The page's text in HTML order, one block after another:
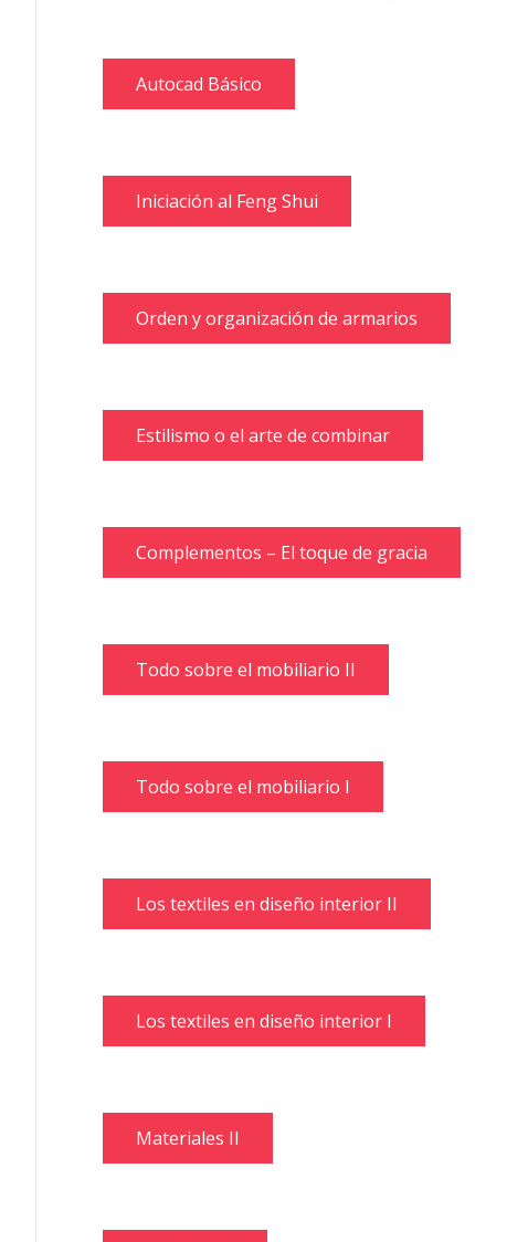
Autocad Básico
Iniciación al Feng Shui
Orden y organización de armarios
Estilismo o el arte de combinar
Complementos – El toque de gracia
Todo sobre el mobiliario II
Todo sobre el mobiliario I
Los textiles en diseño interior II
Los textiles en diseño interior I
Materiales II